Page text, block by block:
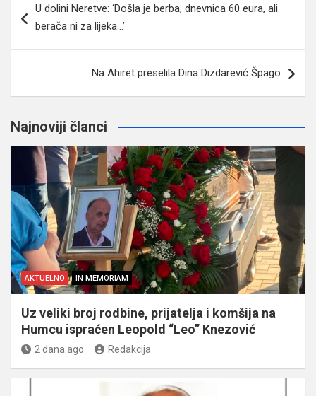
članaka
U dolini Neretve: ‘Došla je berba, dnevnica 60 eura, ali
berača ni za lijeka…’
Na Ahiret preselila Dina Dizdarević Špago
Najnoviji članci
AKTUELNO IN MEMORIAM
Uz veliki broj rodbine, prijatelja i komšija na
Humcu ispraćen Leopold “Leo” Knezović
2 dana ago Redakcija